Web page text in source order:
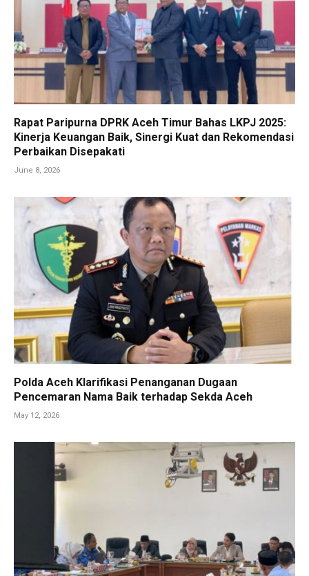
Rapat Paripurna DPRK Aceh Timur Bahas LKPJ 2025:
Kinerja Keuangan Baik, Sinergi Kuat dan Rekomendasi
Perbaikan Disepakati
June 8, 2026
Polda Aceh Klarifikasi Penanganan Dugaan
Pencemaran Nama Baik terhadap Sekda Aceh
May 12, 2026